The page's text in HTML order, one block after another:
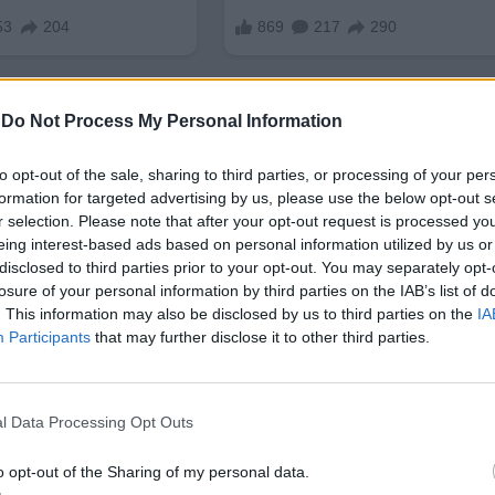
Do Not Process My Personal Information
opt-out of the sale, sharing to third parties, or processing of your
for targeted advertising by us, please use the below opt-out
selection. Please note that after your opt-out request is processed
interest-based ads based on personal information utilized by us
to third parties prior to your opt-out. You may separately
of your personal information by third parties on the IAB’s list of
This information may also be disclosed by us to third parties on the
Participants that may further disclose it to other third parties.
Data Processing Opt Outs
opt-out of the Sharing of my personal data.
ранното езиково развитие. А четенето
умения.
са такива, които те още не могат да
сложни идеи, думи и синтактични конструкции.
между родители и деца, както и обмена на